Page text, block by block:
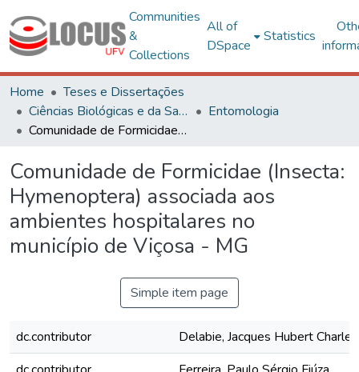
Communities
&
Collections
All of
DSpace
Statistics
Home
Teses e Dissertações
Ciências Biológicas e da Saúde
Entomologia
Comunidade de Formicidae (Insecta: Hymenoptera) associada aos ambientes hospitalares no município de Viçosa - MG
Comunidade de Formicidae (Insecta:
Hymenoptera) associada aos
ambientes hospitalares no
município de Viçosa - MG
Simple item page
dc.contributor
Delabie, Jacques Hubert Charles